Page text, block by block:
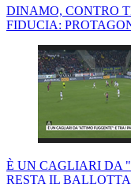
DINAMO, CONTRO
FIDUCIA:
È UN CAGLIARI DA
RESTA IL